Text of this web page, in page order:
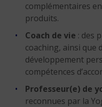
complémentaires
produits.
Coach de vie : des
coaching, ainsi que
développement
compétences
Professeur(e) de
reconnues par la